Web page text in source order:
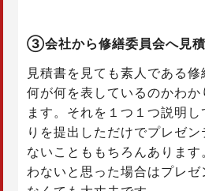
③会社から修繕委員会へ見
見積書を見ても素人である修
何が何を表しているのかわか
ます。それを１つ１つ説明
りを提出しただけでプレゼ
ないことももちろんありま
わないと思った場合はプレ